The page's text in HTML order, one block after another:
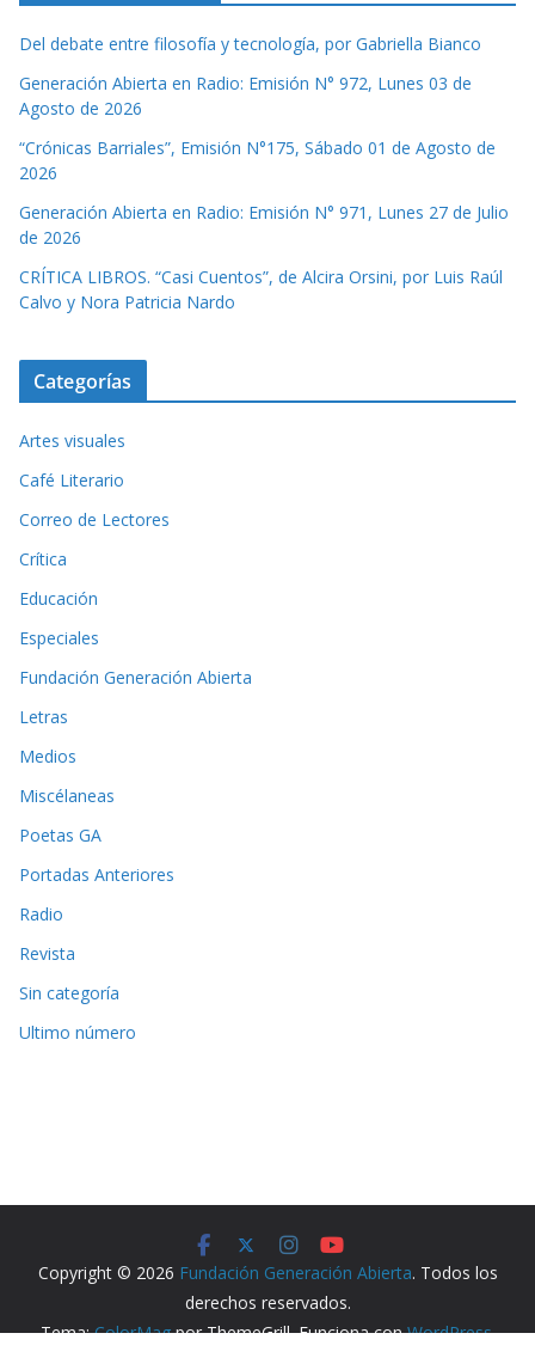
Del debate entre filosofía y tecnología, por Gabriella Bianco
Generación Abierta en Radio: Emisión N° 972, Lunes 03 de
Agosto de 2026
“Crónicas Barriales”, Emisión N°175, Sábado 01 de Agosto de
2026
Generación Abierta en Radio: Emisión N° 971, Lunes 27 de Julio
de 2026
CRÍTICA LIBROS. “Casi Cuentos”, de Alcira Orsini, por Luis Raúl
Calvo y Nora Patricia Nardo
Categorías
Artes visuales
Café Literario
Correo de Lectores
Crítica
Educación
Especiales
Fundación Generación Abierta
Letras
Medios
Miscélaneas
Poetas GA
Portadas Anteriores
Radio
Revista
Sin categoría
Ultimo número
Copyright © 2026 Fundación Generación Abierta. Todos los
derechos reservados.
Tema:ColorMagpor ThemeGrill. Funciona conWordPress.